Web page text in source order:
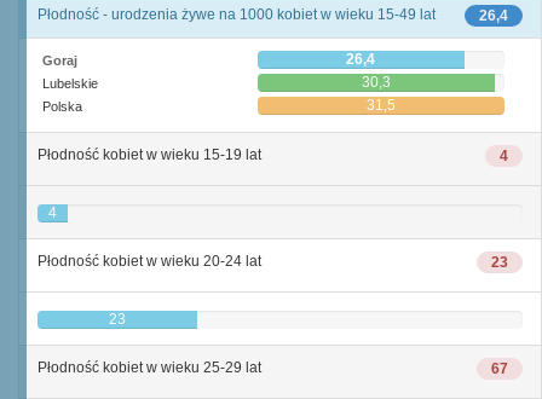
26,4
Płodność - urodzenia żywe na 1000 kobiet w wieku 15-49 lat
Goraj 26,4
Lubelskie 30,3
Polska 31,5
4
Płodność kobiet w wieku 15-19 lat
4
23
Płodność kobiet w wieku 20-24 lat
23
67
Płodność kobiet w wieku 25-29 lat